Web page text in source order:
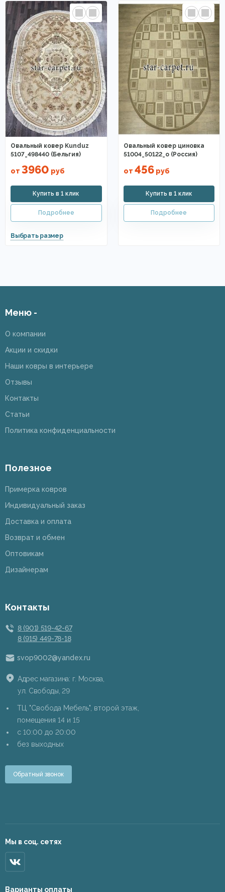
Овальный ковер Kunduz
5107_498440 (Бельгия)
от 3960 руб
Овальный ковер циновка
51004_50122_o (Россия)
от 456руб
Меню -
О компании
Акции и скидки
Наши ковры в интерьере
Отзывы
Контакты
Статьи
Политика конфиденциальности
Полезное
Примерка ковров
Индивидуальный заказ
Доставка и оплата
Возврат и обмен
Оптовикам
Дизайнерам
Контакты
8 (901) 519-42-67
8 (915) 449-78-18
svop9002@yandex.ru
Адрес магазина: г. Москва,
ул. Свободы, 29
ТЦ "Свобода Мебель", второй этаж,
помещения 14 и 15
c 10:00 до 20:00
без выходных
Обратный звонок
Мы в соц. сетях
Варианты оплаты